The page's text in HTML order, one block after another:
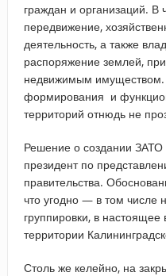
граждан и организаций. В
передвижение,
деятельность, а также
распоряжение землей,
недвижимым
формирования и
территорий отнюдь не
Решение о создании ЗАТО
президент по
правительства.
что угодно — в том числе
группировки, в
территории
Столь же келейно, на